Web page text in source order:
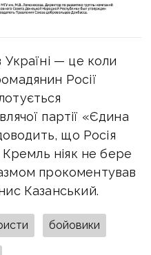
Україні — це коли
Росії
партії «Єдина
що Росія
Кремль ніяк не бере
прокоментував
Казанський.
бойовики